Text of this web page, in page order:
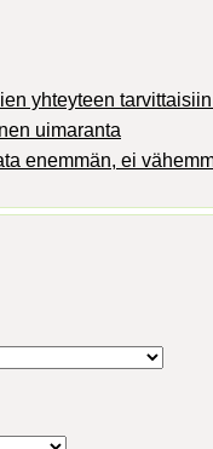
yhteyteen
uimaranta
enemmän, ei